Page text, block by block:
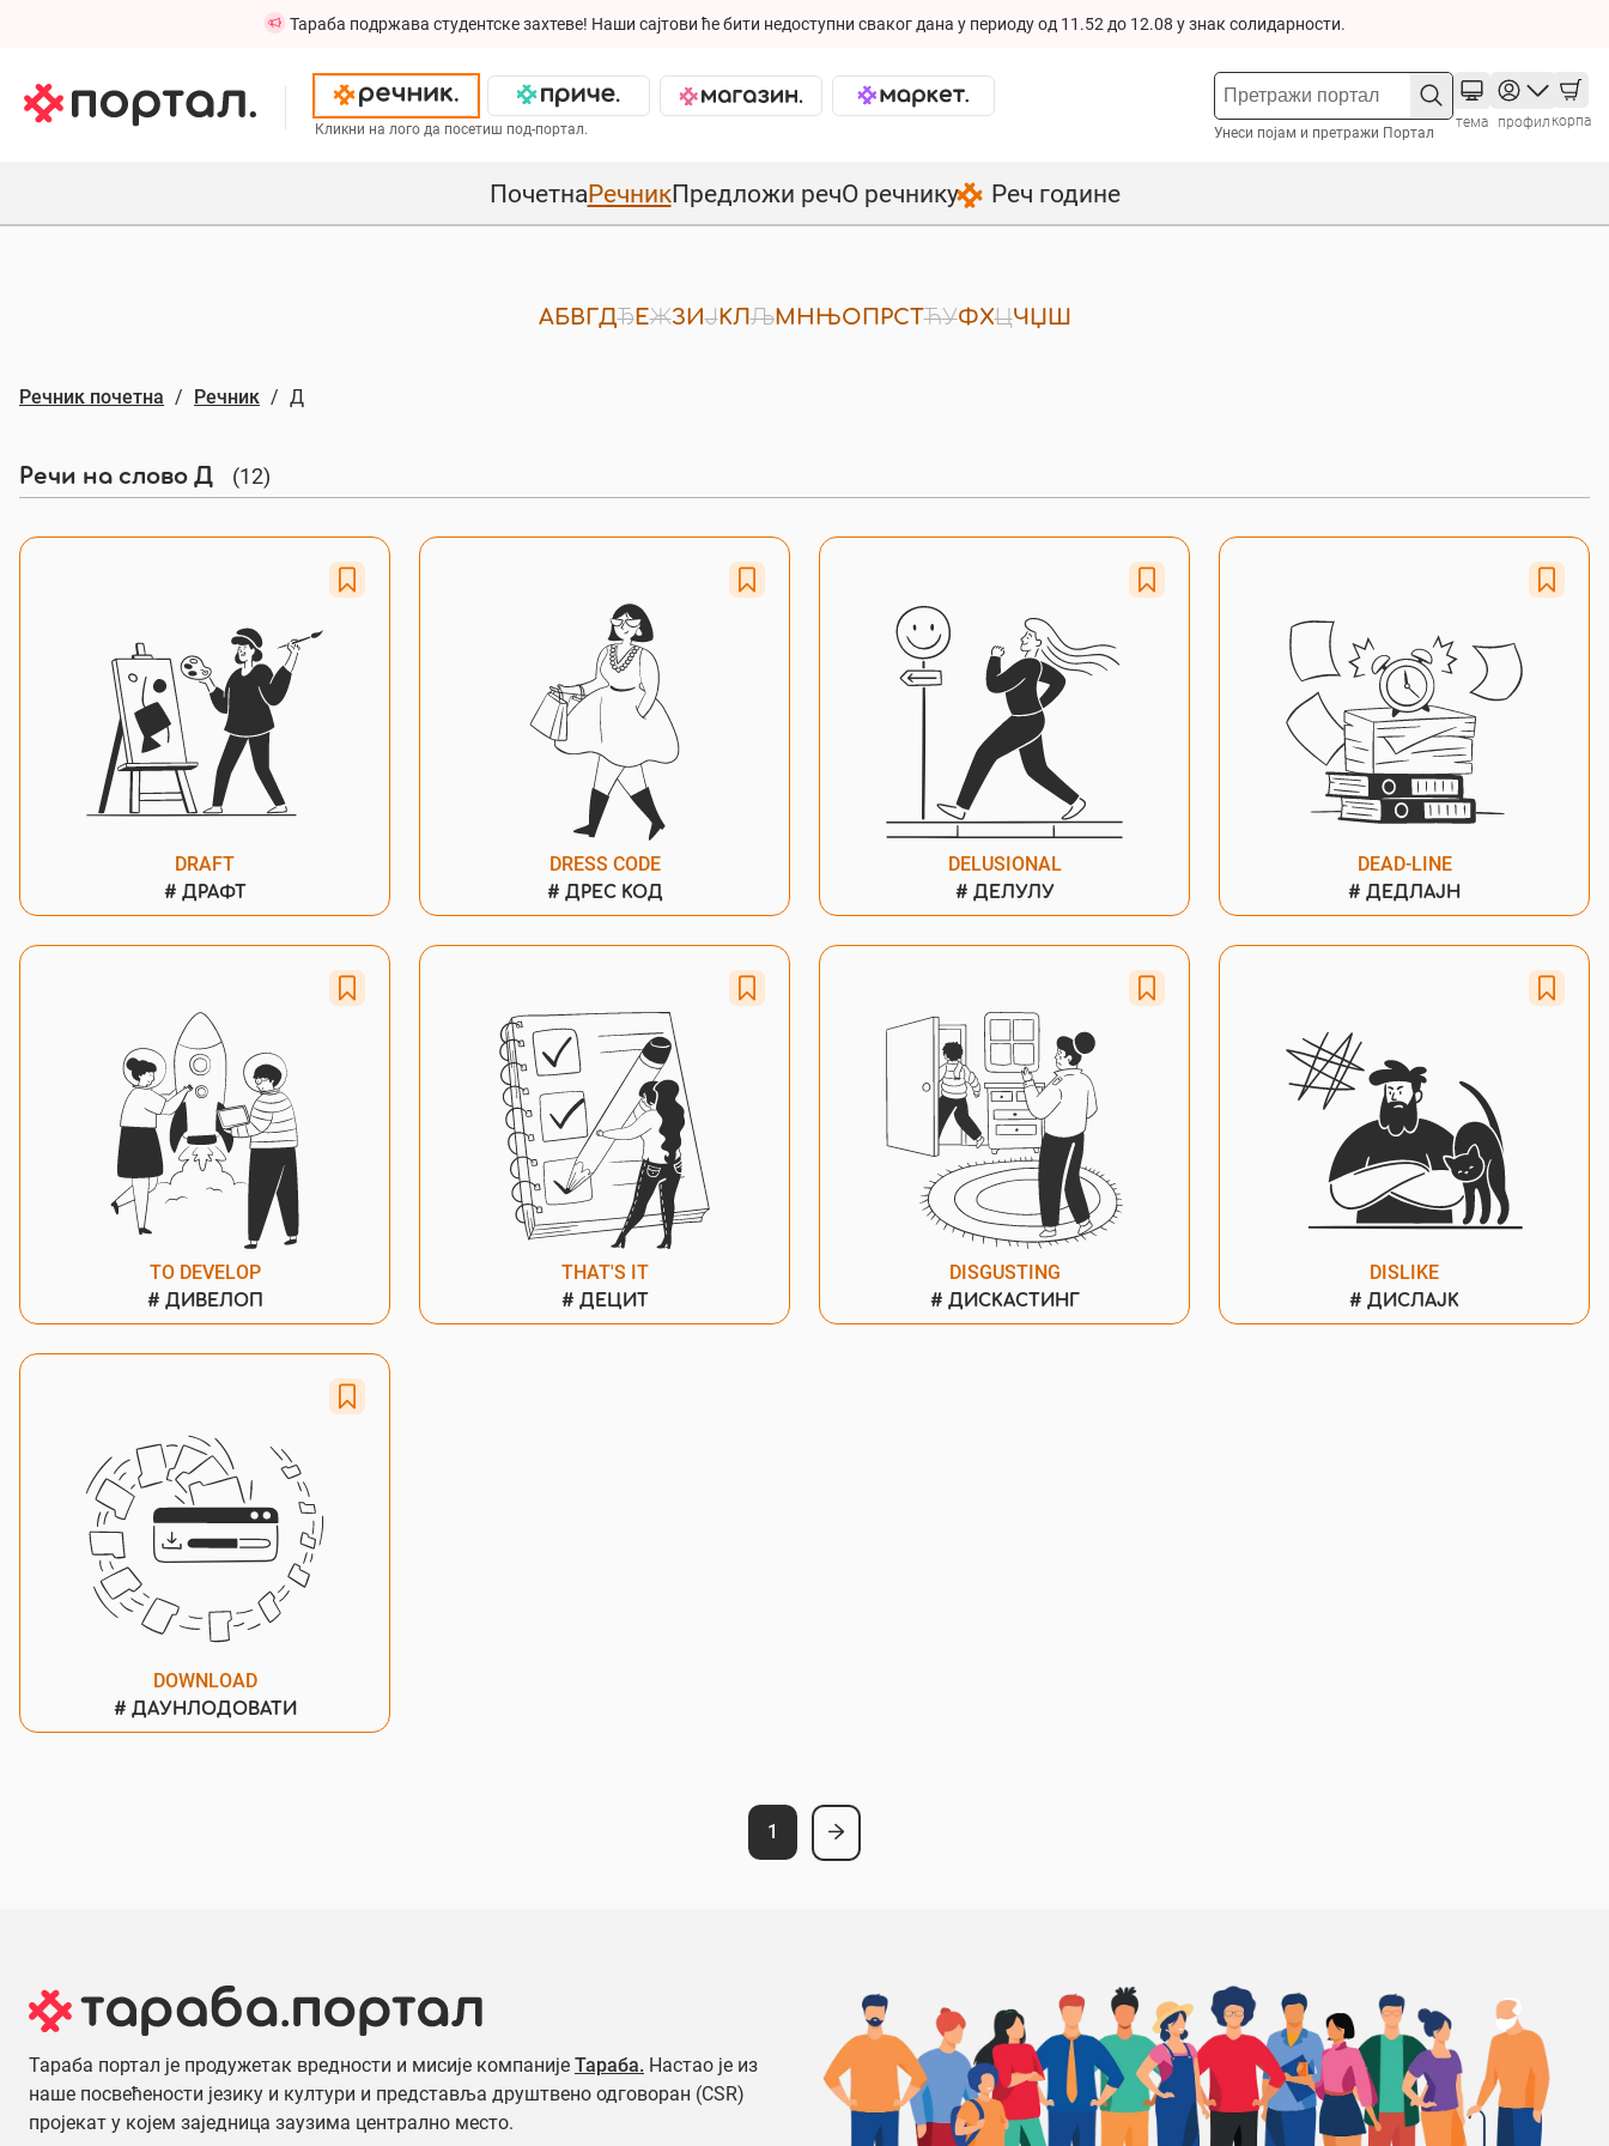
Тараба подржава студентске захтеве! Наши сајтови ће бити недоступни сваког дана у периоду од 11.52 до 12.08 у знак солидарности.
Кликни на лого да посетиш под-портал. Унеси појам и претражи Портал
тема профил корпа
ПочетнаРечникПредложи речО речнику Реч године
AБВГ ДЂЕЖЗИЈКЛЉМНЊОПРС ТЋУФХЦЧЏШ
Речник почетна Речник Д
Речи на слово Д (12)
DRAFT
# ДРАФТ
DRESS CODE
# ДРЕС КОД
DELUSIONAL
# ДЕЛУЛУ
DEAD-LINE
# ДЕДЛАЈН
TO DEVELOP
# ДИВЕЛОП
THAT'S IT
# ДЕЦИТ
DISGUSTING
# ДИСКАСТИНГ
DISLIKE
# ДИСЛАЈК
DOWNLOAD
# ДАУНЛОДОВАТИ
1
Тараба портал је продужетак вредности и мисије компаније Тараба. Настао је из
наше посвећености језику и култури и представља друштвено одговоран (CSR)
пројекат у којем заједница заузима централно место.